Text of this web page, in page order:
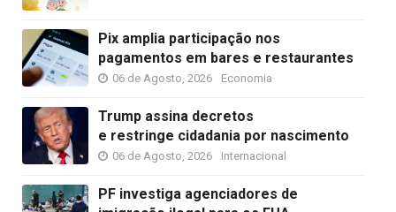
Pix amplia participação nos
pagamentos em bares e restaurantes
06 de Agosto, 2026 Economia
Trump assina decretos
e restringe cidadania por nascimento
06 de Agosto, 2026 Internacional
PF investiga agenciadores de